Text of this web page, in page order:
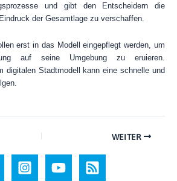
und gibt den Entscheidern die
der Gesamtlage zu verschaffen.
erst in das Modell eingepflegt werden, um
auf seine Umgebung zu eruieren.
digitalen Stadtmodell kann eine schnelle und
WEITER